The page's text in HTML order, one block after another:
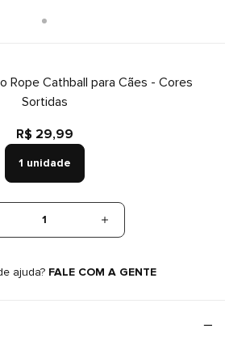
Rope Cathball para Cães - Cores
Sortidas
R$ 29,99
1 unidade
1
ajuda? FALE COM A GENTE